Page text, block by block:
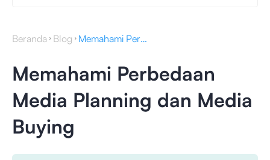
Beranda Blog Memahami Perbedaan Media Planning dan Media Buying
Memahami Perbedaan
Media Planning dan Media
Buying